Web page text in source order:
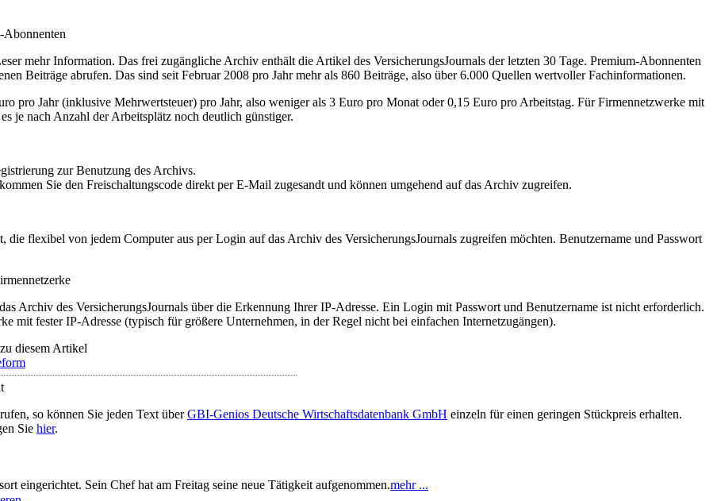
Abonnenten
mehr Information. Das frei zugängliche Archiv enthält die Artikel des VersicherungsJournals der letzten 30 Tage. Premium-Abonnenten
Beiträge abrufen. Das sind seit Februar 2008 pro Jahr mehr als 860 Beiträge, also über 6.000 Quellen wertvoller Fachinformationen.
pro Jahr (inklusive Mehrwertsteuer) pro Jahr, also weniger als 3 Euro pro Monat oder 0,15 Euro pro Arbeitstag. Für Firmennetzwerke mit
je nach Anzahl der Arbeitsplätz noch deutlich günstiger.
zur Benutzung des Archivs.
Sie den Freischaltungscode direkt per E-Mail zugesandt und können umgehend auf das Archiv zugreifen.
die flexibel von jedem Computer aus per Login auf das Archiv des VersicherungsJournals zugreifen möchten. Benutzername und Passwort
Archiv des VersicherungsJournals über die Erkennung Ihrer IP-Adresse. Ein Login mit Passwort und Benutzername ist nicht erforderlich.
mit fester IP-Adresse (typisch für größere Unternehmen, in der Regel nicht bei einfachen Internetzugängen).
diesem Artikel
so können Sie jeden Text überGBI-Genios Deutsche Wirtschaftsdatenbank GmbH einzeln für einen geringen Stückpreis erhalten.
Sie hier.
eingerichtet. Sein Chef hat am Freitag seine neue Tätigkeit aufgenommen.mehr ...